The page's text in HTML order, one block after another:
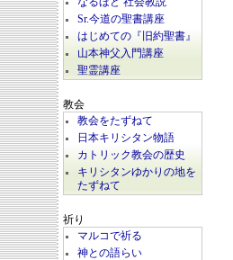
Sr.今道の聖書講座
はじめての『旧約聖書』
山本神父入門講座
聖霊講座
教会
教会をたずねて
日本キリシタン物語
カトリック教会の歴史
キリシタンゆかりの地を
たずねて
祈り
マルコで祈る
神との語らい